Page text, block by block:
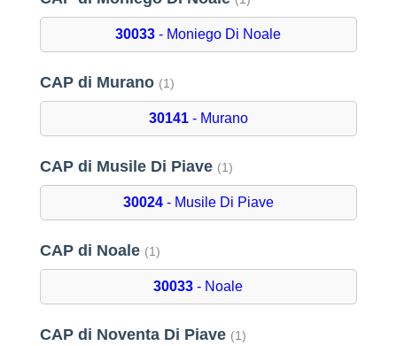
30033 - Moniego Di Noale
CAP di Murano (1)
30141- Murano
CAP di Musile Di Piave (1)
30024- Musile Di Piave
CAP di Noale (1)
30033 - Noale
CAP di Noventa Di Piave (1)